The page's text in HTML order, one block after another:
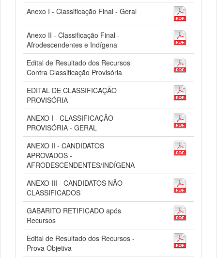
Anexo I - Classificação Final - Geral
Anexo II - Classificação Final -
Afrodescendentes e Indígena
Edital de Resultado dos Recursos
Contra Classificação Provisória
EDITAL DE CLASSIFICAÇÃO
PROVISÓRIA
ANEXO I - CLASSIFICAÇÃO
PROVISÓRIA - GERAL
ANEXO II - CANDIDATOS
APROVADOS -
AFRODESCENDENTES/INDÍGENA
ANEXO III - CANDIDATOS NÃO
CLASSIFICADOS
GABARITO RETIFICADO após
Recursos
Edital de Resultado dos Recursos -
Prova Objetiva